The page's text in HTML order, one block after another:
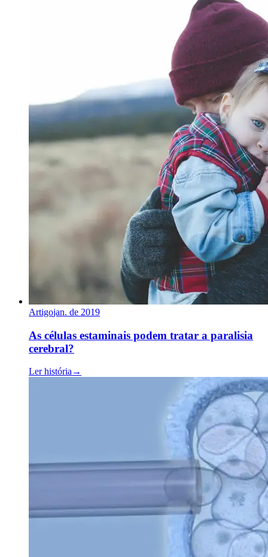
Artigojan. de 2019
As células estaminais podem tratar a paralisia
cerebral?
Ler história→